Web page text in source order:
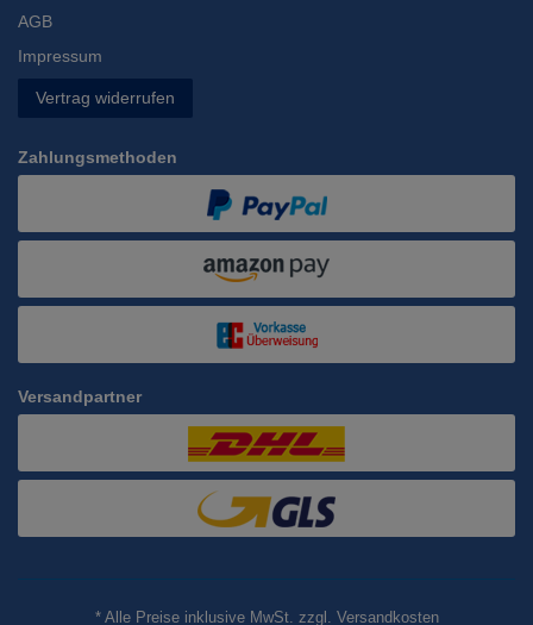
AGB
Impressum
Vertrag widerrufen
Zahlungsmethoden
Versandpartner
* Alle Preise inklusive MwSt. zzgl. Versandkosten